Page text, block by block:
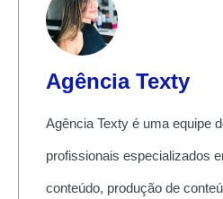
Agência Texty
Agência Texty é uma equipe
profissionais especializados
conteúdo, produção de